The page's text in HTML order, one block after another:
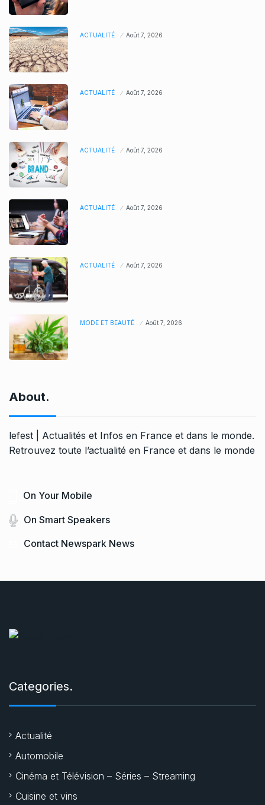
ACTUALITÉ Août 7, 2026
ACTUALITÉ Août 7, 2026
ACTUALITÉ Août 7, 2026
ACTUALITÉ Août 7, 2026
ACTUALITÉ Août 7, 2026
MODE ET BEAUTÉ Août 7, 2026
About.
lefest | Actualités et Infos en France et dans le monde.
Retrouvez toute l’actualité en France et dans le monde
On Your Mobile
On Smart Speakers
Contact Newspark News
Categories.
Actualité
Automobile
Cinéma et Télévision – Séries – Streaming
Cuisine et vins